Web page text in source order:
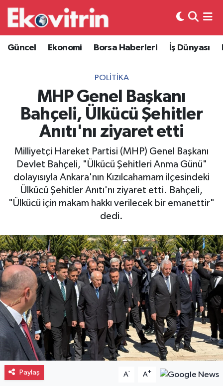
Güncel Ekonomi Borsa Haberleri İş Dünyası
POLITIKA
MHP Genel Başkanı
Bahçeli, Ülkücü Şehitler
Anıtı'nı ziyaret etti
Milliyetçi Hareket Partisi (MHP) Genel Başkanı
Devlet Bahçeli, "Ülkücü Şehitleri Anma Günü"
dolayısıyla Ankara'nın Kızılcahamam ilçesindeki
Ülkücü Şehitler Anıtı'nı ziyaret etti. Bahçeli,
"Ülkücü için makam hakkı verilecek bir emanettir"
dedi.
Paylaş A- A+
Güncel
Ekonomi
Borsa Haberleri
İş Dünyası
Lojistik
Otovitrin
Asayiş
Gayrimenkul
Spor
Eğitim
Hava Durumu
Trafik Durumu
Süper Lig Puan Durumu ve Fikstür
Tüm Manşetler
Son Dakika Haberleri
Haber Arşivi